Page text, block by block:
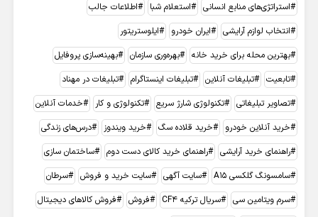
استراتژی‌های منابع انسانی
استعلام شبا
اطلاعات جالب
انتخاب لوازم آرایشی
ایران خودرو
ایلوستریتور
بهترین محله برای خرید خانه
بهره‌وری سازمان
بهینه‌سازی پروفایل
تابعیت
تبلیغات آنلاین تبلیغات اینستاگرام
تبلیغات در مهناد
تصاویر تبلیغاتی
تکنولوژی شارژ سریع تکنولوژی و کار
خدمات آنلاین
خرید آنلاین خودرو
خرید قلاده سگ خرید ویندوز
درس‌های زندگی
راهنمای خرید آرایشی
راهنمای خرید کالای دست دوم
ساختمان سازی
سامسونگ گلکسی A15
سایت آگهی سایت خرید و فروش
سرطان
سرم ویتامین سی
سریال ترکیه CF4 فروش
فروش کالاهای دیجیتال